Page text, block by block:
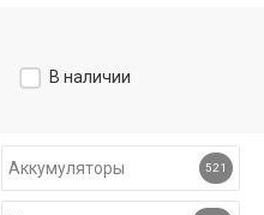
В наличии
Аккумуляторы 521